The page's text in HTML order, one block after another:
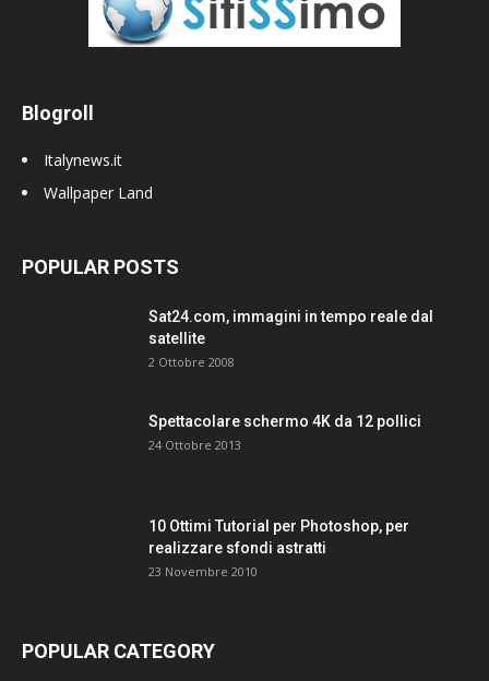
Blogroll
Italynews.it
Wallpaper Land
POPULAR POSTS
Sat24.com, immagini in tempo reale dal
satellite
2 Ottobre 2008
Spettacolare schermo 4K da 12 pollici
24 Ottobre 2013
10 Ottimi Tutorial per Photoshop, per
realizzare sfondi astratti
23 Novembre 2010
POPULAR CATEGORY